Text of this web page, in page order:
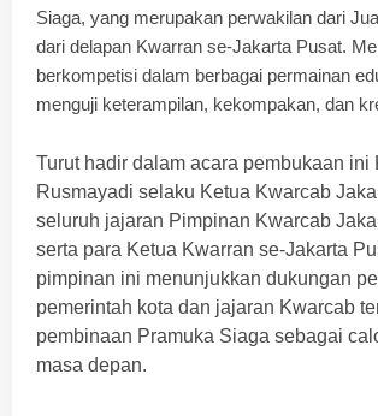
Siaga, yang merupakan perwakilan dari
dari delapan Kwarran se-Jakarta Pusat.
berkompetisi dalam berbagai permainan
menguji keterampilan, kekompakan, dan
Turut hadir dalam acara pembukaan ini
Rusmayadi selaku Ketua Kwarcab
seluruh jajaran Pimpinan Kwarcab
serta para Ketua Kwarran se-Jakarta
pimpinan ini menunjukkan dukungan
pemerintah kota dan jajaran Kwarcab
pembinaan Pramuka Siaga sebagai
masa depan.